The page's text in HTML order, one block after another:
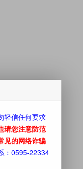
轻信任何要求
请您注意防范
见的网络诈骗
：0595-22334